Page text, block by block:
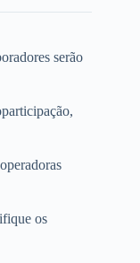
serão
os